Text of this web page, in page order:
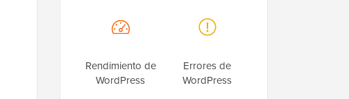
Rendimiento de
WordPress
Errores de
WordPress